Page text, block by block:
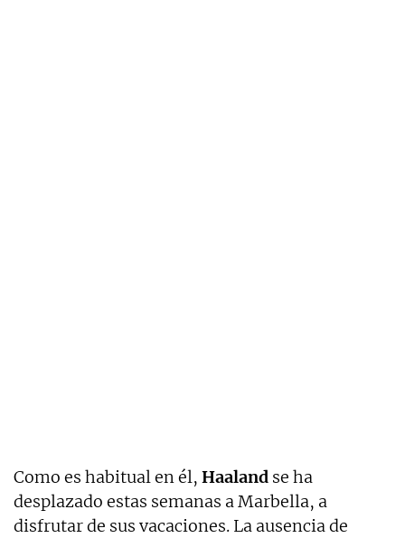
Como es habitual en él, Haaland se ha
desplazado estas semanas a Marbella, a
disfrutar de sus vacaciones. La ausencia de